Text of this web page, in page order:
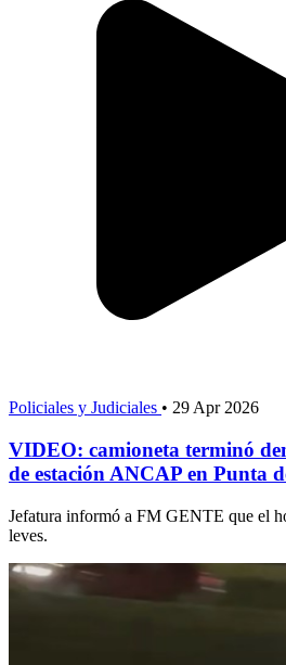
Policiales y Judiciales • 29 Apr 2026
VIDEO: camioneta terminó
de estación ANCAP en Punta
Jefatura informó a FM GENTE que el
leves.